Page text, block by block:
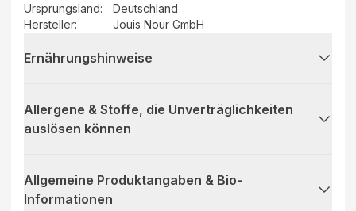
Ursprungsland:
Deutschland
Hersteller: Jouis Nour GmbH
Ernährungshinweise
Allergene & Stoffe, die Unverträglichkeiten
auslösen können
Allgemeine Produktangaben & Bio-
Informationen